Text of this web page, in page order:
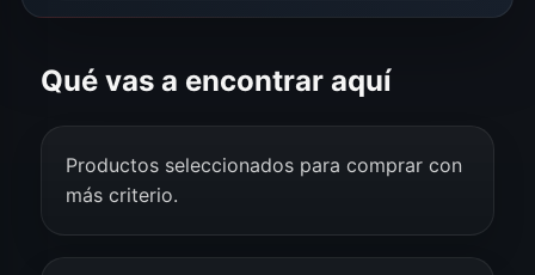
Qué vas a encontrar aquí
Productos seleccionados para comprar con
más criterio.